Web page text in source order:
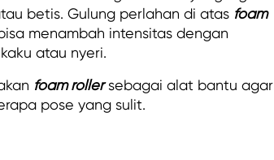
betis. Gulung perlahan di atas foam
menambah intensitas dengan
atau nyeri.
foam rollersebagai alat bantu agar
pose yang sulit.